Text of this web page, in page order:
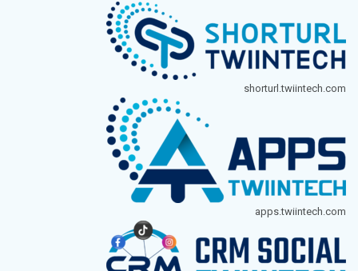
shorturl.twiintech.com
apps.twiintech.com